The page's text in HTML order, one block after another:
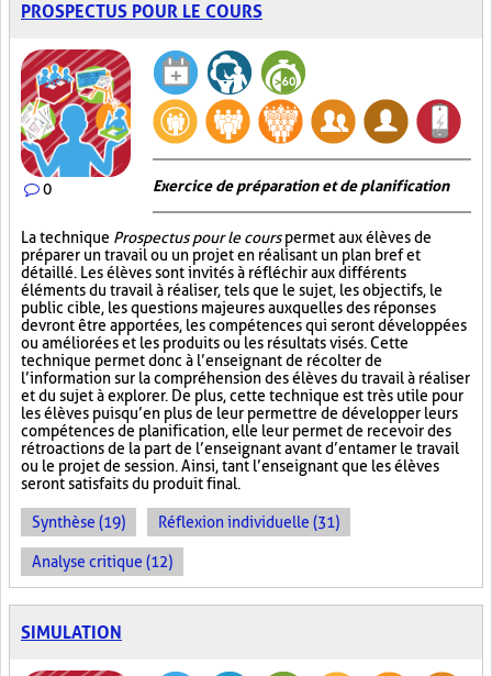
PROSPECTUS POUR LE COURS
0 Exercice de préparation et de planification
La technique Prospectus pour le courspermet aux élèves de
préparer un travail ou un projet en réalisant un plan bref et
détaillé. Les élèves sont invités à réfléchir aux différents
éléments du travail à réaliser, tels que le sujet, les objectifs, le
public cible, les questions majeures auxquelles des réponses
devront être apportées, les compétences qui seront développées
ou améliorées et les produits ou les résultats visés. Cette
technique permet donc à l’enseignant de récolter de
l’information sur la compréhension des élèves du travail à réaliser
et du sujet à explorer. De plus, cette technique est très utile pour
les élèves puisqu’en plus de leur permettre de développer leurs
compétences de planification, elle leur permet de recevoir des
rétroactions de la part de l’enseignant avant d’entamer le travail
ou le projet de session. Ainsi, tant l’enseignant que les élèves
seront satisfaits du produit final.
Synthèse (19) Réflexion individuelle (31)
Analyse critique (12)
SIMULATION